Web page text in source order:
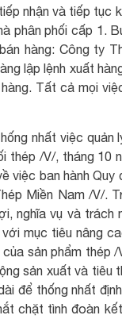
nhận và tiếp tục
phân phối cấp 1.
hàng: Công ty
lập lệnh xuất
Tất cả mọi
nhất việc quản
thép /V/, tháng 10
việc ban hành
Miền Nam /V/.
nghĩa vụ và
mục tiêu nâng
của sản phẩm thép
sản xuất và tiêu
để thống nhất
chặt tình đoàn